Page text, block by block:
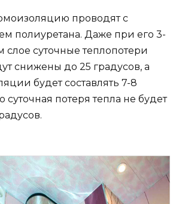
проводят с
полиуретана. Даже при его 3-
слое суточные теплопотери
снижены до 25 градусов, а
будет составлять 7-8
суточная потеря тепла не будет